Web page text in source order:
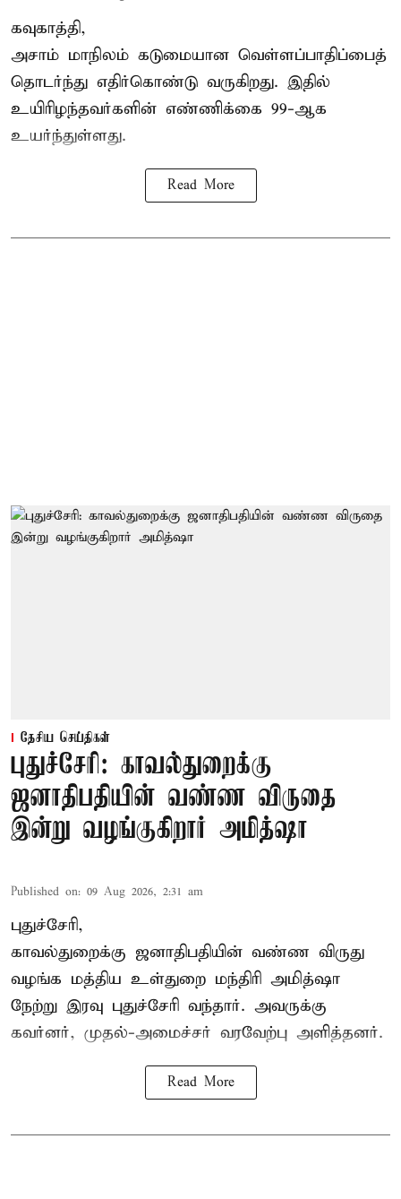
கவுகாத்தி,
அசாம் மாநிலம் கடுமையான வெள்ளப்பாதிப்பைத்
தொடர்ந்து எதிர்கொண்டு வருகிறது. இதில்
உயிரிழந்தவர்களின் எண்ணிக்கை 99-ஆக
உயர்ந்துள்ளது.
Read More
தேசிய செய்திகள்
புதுச்சேரி: காவல்துறைக்கு
ஜனாதிபதியின் வண்ண விருதை
இன்று வழங்குகிறார் அமித்ஷா
Published on: 09 Aug 2026, 2:31 am
புதுச்சேரி,
காவல்துறைக்கு ஜனாதிபதியின் வண்ண விருது
வழங்க மத்திய உள்துறை மந்திரி அமித்ஷா
நேற்று இரவு புதுச்சேரி வந்தார். அவருக்கு
கவர்னர், முதல்-அமைச்சர் வரவேற்பு அளித்தனர்.
Read More